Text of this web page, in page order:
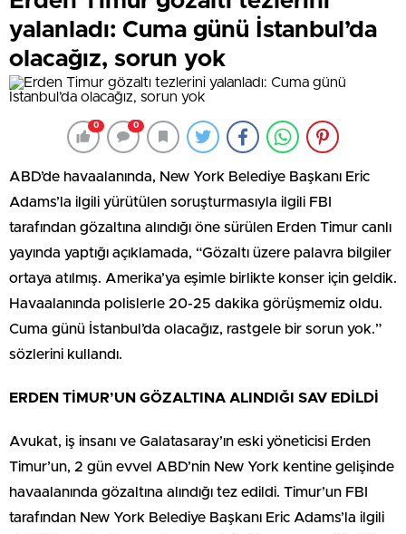
yalanladı: Cuma günü İstanbul’da
olacağız, sorun yok
0 0
ABD’de havaalanında, New York Belediye Başkanı Eric
Adams’la ilgili yürütülen soruşturmasıyla ilgili FBI
tarafından gözaltına alındığı öne sürülen Erden Timur canlı
yayında yaptığı açıklamada, “Gözaltı üzere palavra bilgiler
ortaya atılmış. Amerika’ya eşimle birlikte konser için geldik.
Havaalanında polislerle 20-25 dakika görüşmemiz oldu.
Cuma günü İstanbul’da olacağız, rastgele bir sorun yok.”
sözlerini kullandı.
ERDEN TİMUR’UN GÖZALTINA ALINDIĞI SAV EDİLDİ
Avukat, iş insanı ve Galatasaray’ın eski yöneticisi Erden
Timur’un, 2 gün evvel ABD’nin New York kentine gelişinde
havaalanında gözaltına alındığı tez edildi. Timur’un FBI
tarafından New York Belediye Başkanı Eric Adams’la ilgili